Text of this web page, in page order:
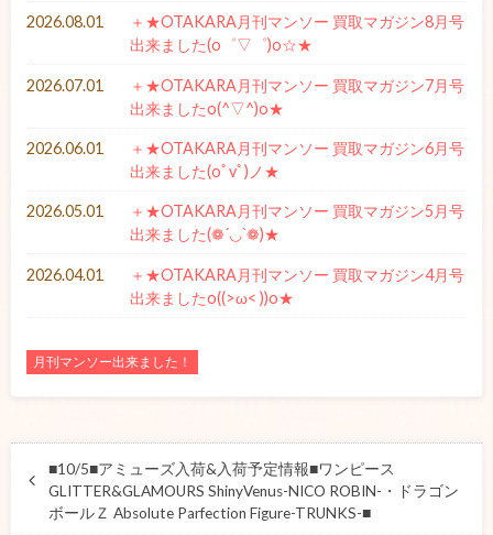
2026.08.01
＋★OTAKARA月刊マンソー 買取マガジン8月号
出来ました(o゜▽゜)o☆★
2026.07.01
＋★OTAKARA月刊マンソー 買取マガジン7月号
出来ましたo(^▽^)o★
2026.06.01
＋★OTAKARA月刊マンソー 買取マガジン6月号
出来ました(oﾟvﾟ)ノ★
2026.05.01
＋★OTAKARA月刊マンソー 買取マガジン5月号
出来ました(❁´◡`❁)★
2026.04.01
＋★OTAKARA月刊マンソー 買取マガジン4月号
出来ましたo((>ω< ))o★
月刊マンソー出来ました！
■10/5■アミューズ入荷&入荷予定情報■ワンピース
GLITTER&GLAMOURS ShinyVenus-NICO ROBIN-・ドラゴン
ボールＺ Absolute Parfection Figure-TRUNKS-■